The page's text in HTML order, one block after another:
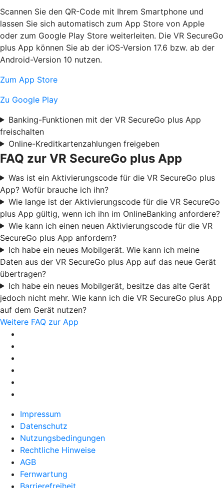
Scannen Sie den QR-Code mit Ihrem Smartphone und
lassen Sie sich automatisch zum App Store von Apple
oder zum Google Play Store weiterleiten. Die VR SecureGo
plus App können Sie ab der iOS-Version 17.6 bzw. ab der
Android-Version 10 nutzen.
Zum App Store
Zu Google Play
Banking-Funktionen mit der VR SecureGo plus App
freischalten
Online-Kreditkartenzahlungen freigeben
FAQ zur VR SecureGo plus App
Was ist ein Aktivierungscode für die VR SecureGo plus
App? Wofür brauche ich ihn?
Wie lange ist der Aktivierungscode für die VR SecureGo
plus App gültig, wenn ich ihn im OnlineBanking anfordere?
Wie kann ich einen neuen Aktivierungscode für die VR
SecureGo plus App anfordern?
Ich habe ein neues Mobilgerät. Wie kann ich meine
Daten aus der VR SecureGo plus App auf das neue Gerät
übertragen?
Ich habe ein neues Mobilgerät, besitze das alte Gerät
jedoch nicht mehr. Wie kann ich die VR SecureGo plus App
auf dem Gerät nutzen?
Weitere FAQ zur App
Impressum
Datenschutz
Nutzungsbedingungen
Rechtliche Hinweise
AGB
Fernwartung
Barrierefreiheit